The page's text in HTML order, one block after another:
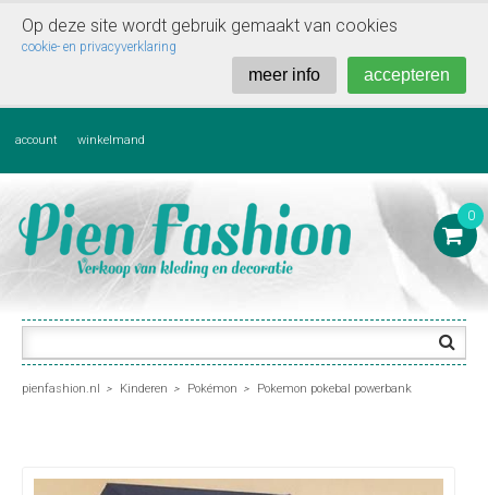
Op deze site wordt gebruik gemaakt van cookies
cookie- en privacyverklaring
accepteren
meer info
account winkelmand

0
pienfashion.nl > Kinderen > Pokémon > Pokemon pokebal powerbank